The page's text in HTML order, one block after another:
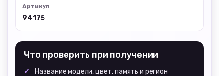
Артикул
94175
Что проверить при получении
Название модели, цвет, память и регион